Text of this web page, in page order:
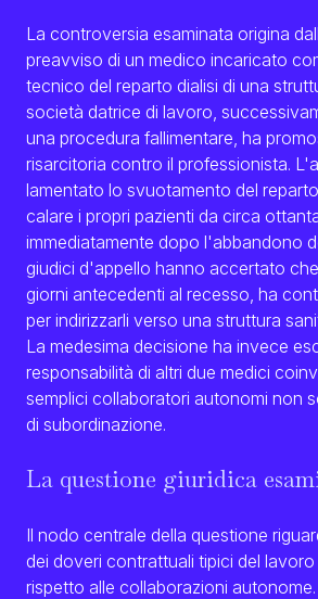
La controversia esaminata origina
preavviso di un medico incaricato
tecnico del reparto dialisi di una
società datrice di lavoro,
una procedura fallimentare, ha
risarcitoria contro il professionista.
lamentato lo svuotamento del
calare i propri pazienti da circa
immediatamente dopo l'abbandono
giudici d'appello hanno accertato
giorni antecedenti al recesso, ha
per indirizzarli verso una struttura
La medesima decisione ha invece
responsabilità di altri due medici
semplici collaboratori autonomi non
di subordinazione.
La questione giuridica
Il nodo centrale della questione
dei doveri contrattuali tipici del
rispetto alle collaborazioni